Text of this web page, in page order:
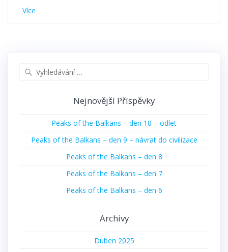
Více
Nejnovější Příspěvky
Peaks of the Balkans – den 10 – odlet
Peaks of the Balkans – den 9 – návrat do civilizace
Peaks of the Balkans – den 8
Peaks of the Balkans – den 7
Peaks of the Balkans – den 6
Archivy
Duben 2025